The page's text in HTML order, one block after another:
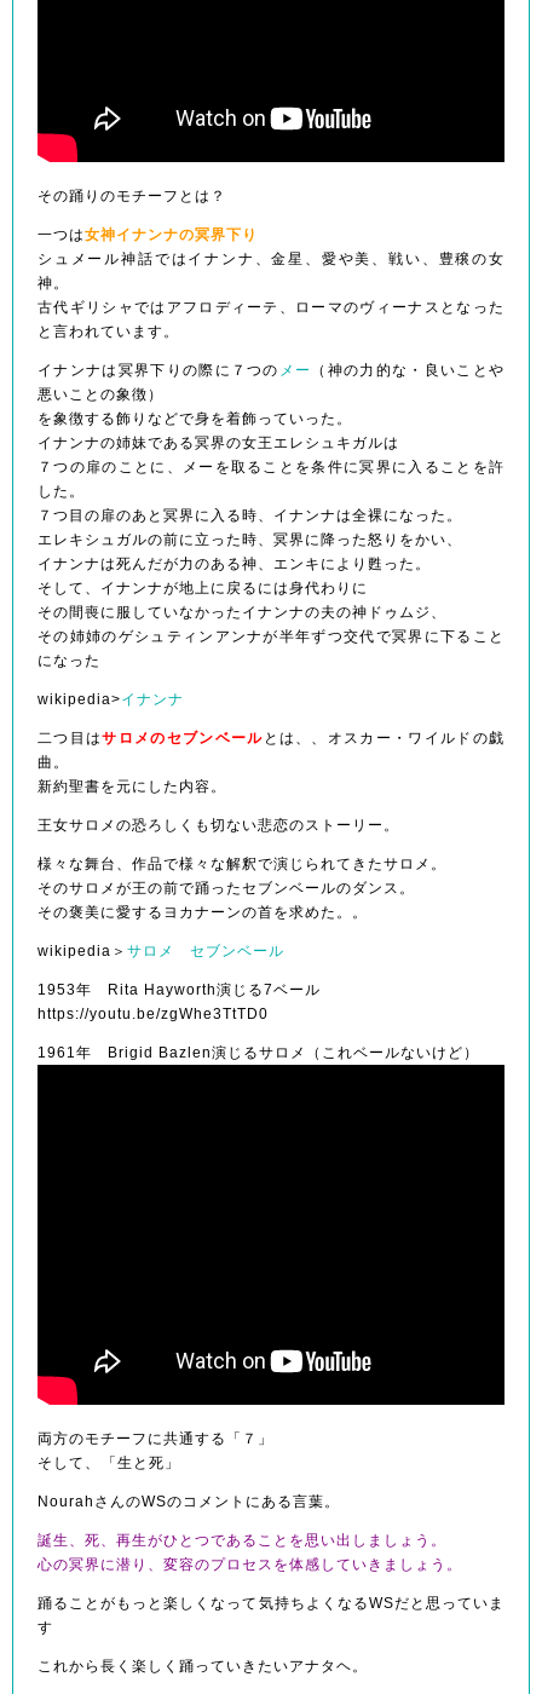
その踊りのモチーフとは？
一つは女神イナンナの冥界下り
シュメール神話ではイナンナ、金星、愛や美、戦い、豊穣の女
神。
古代ギリシャではアフロディーテ、ローマのヴィーナスとなった
と言われています。
イナンナは冥界下りの際に７つの メー
（神の力的な・良いことや
悪いことの象徴）
を象徴する飾りなどで身を着飾っていった。
イナンナの姉妹である冥界の女王エレシュキガルは
７つの扉のことに、メーを取ることを条件に冥界に入ることを許
した。
７つ目の扉のあと冥界に入る時、イナンナは全裸になった。
エレキシュガルの前に立った時、冥界に降った怒りをかい、
イナンナは死んだが力のある神、エンキにより甦った。
そして、イナンナが地上に戻るには身代わりに
その間喪に服していなかったイナンナの夫の神ドゥムジ、
その姉姉のゲシュティンアンナが半年ずつ交代で冥界に下ること
になった
wikipedia>イナンナ
二つ目はサロメのセブンベール とは、、オスカー・ワイルドの戯
曲。
新約聖書を元にした内容。
王女サロメの恐ろしくも切ない悲恋のストーリー。
様々な舞台、作品で様々な解釈で演じられてきたサロメ。
そのサロメが王の前で踊ったセブンベールのダンス。
その褒美に愛するヨカナーンの首を求めた。。
wikipedia＞ サロメ セブンベール
1953年 Rita Hayworth演じる7ベール
https://youtu.be/zgWhe3TtTD0
1961年 Brigid Bazlen演じるサロメ（これベールないけど）
両方のモチーフに共通する「７」
そして、「生と死」
NourahさんのWSのコメントにある言葉。
誕生
、死、再生がひとつであることを思い出しましょう。
心の冥界に潜り、 変容のプロセスを体感していきましょう。
踊ることがもっと楽しくなって気持ちよくなるWSだと思っていま
す
これから長く楽しく踊っていきたいアナタヘ。